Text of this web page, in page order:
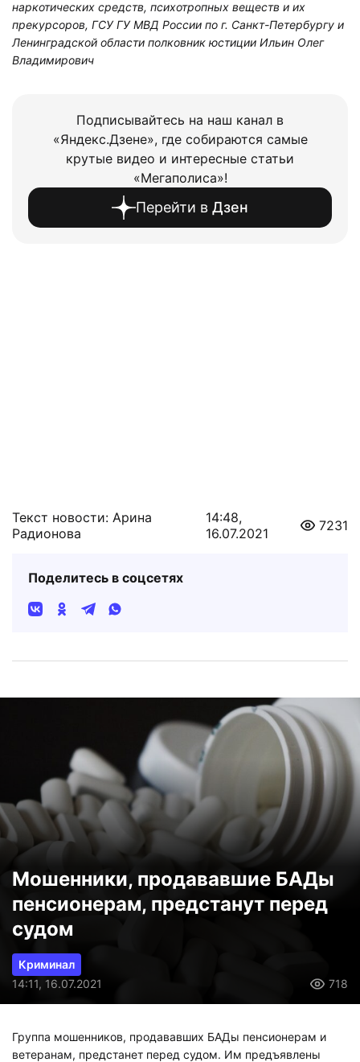
наркотических средств, психотропных веществ и их
прекурсоров, ГСУ ГУ МВД России по г. Санкт-Петербургу и
Ленинградской области полковник юстиции Ильин Олег
Владимирович
Подписывайтесь на наш канал в
«Яндекс.Дзене», где собираются самые
крутые видео и интересные статьи
«Мегаполиса»!
Перейти в Дзен
Текст новости: Арина
Радионова
14:48,
16.07.2021
7231
Поделитесь в соцсетях
Мошенники, продававшие БАДы
пенсионерам, предстанут перед
судом
Криминал
14:11, 16.07.2021
718
Группа мошенников, продававших БАДы пенсионерам и
ветеранам, предстанет перед судом. Им предъявлены